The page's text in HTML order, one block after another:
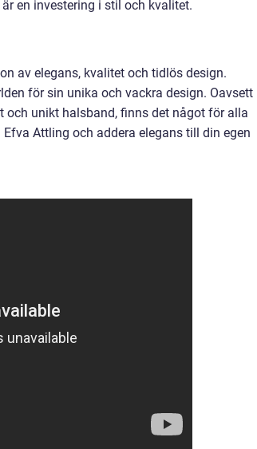
en investering i stil och kvalitet.
av elegans, kvalitet och tidlös design.
för sin unika och vackra design. Oavsett
och unikt halsband, finns det något för alla
Attling och addera elegans till din egen